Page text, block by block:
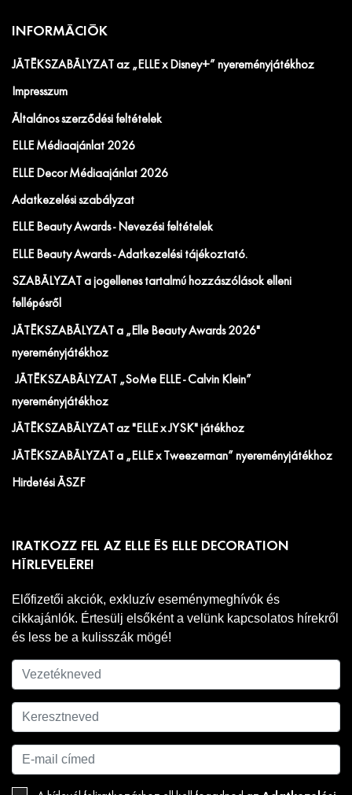
INFORMÁCIÓK
JÁTÉKSZABÁLYZAT az „ELLE x Disney+” nyereményjátékhoz
Impresszum
Általános szerződési feltételek
ELLE Médiaajánlat 2026
ELLE Decor Médiaajánlat 2026
Adatkezelési szabályzat
ELLE Beauty Awards - Nevezési feltételek
ELLE Beauty Awards - Adatkezelési tájékoztató.
SZABÁLYZAT a jogellenes tartalmú hozzászólások elleni
fellépésről
JÁTÉKSZABÁLYZAT a „Elle Beauty Awards 2026"
nyereményjátékhoz
JÁTÉKSZABÁLYZAT „SoMe ELLE - Calvin Klein”
nyereményjátékhoz
JÁTÉKSZABÁLYZAT az "ELLE x JYSK" játékhoz
JÁTÉKSZABÁLYZAT a „ELLE x Tweezerman” nyereményjátékhoz
Hirdetési ÁSZF
IRATKOZZ FEL AZ ELLE ÉS ELLE DECORATION
HÍRLEVELÉRE!
Előfizetői akciók, exkluzív eseménymeghívók és
cikkajánlók. Értesülj elsőként a velünk kapcsolatos hírekről
és less be a kulisszák mögé!